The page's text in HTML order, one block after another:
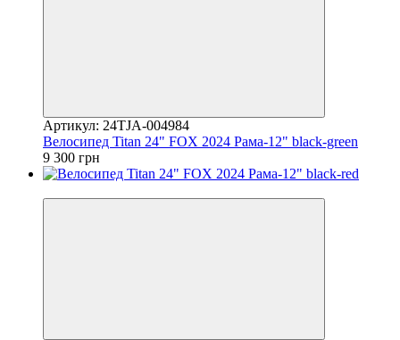
Артикул: 24TJA-004984
Велосипед Titan 24" FOX 2024 Рама-12" black-green
9 300 грн